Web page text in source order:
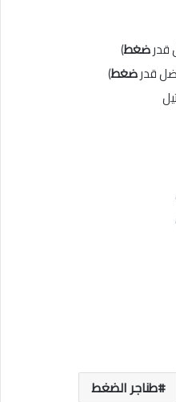
قدرضغط)
قدرضغط)
طناجر الضغط